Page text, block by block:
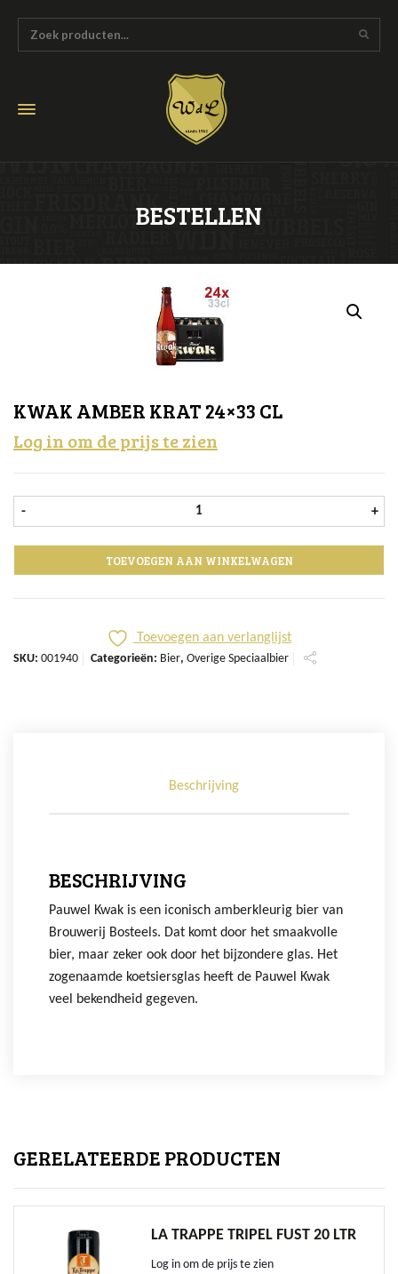
BESTELLEN
KWAK AMBER KRAT 24×33 CL
Log in om de prijs te zien
- Kwak Amber krat 24x33 cl aantal
+
TOEVOEGEN AAN WINKELWAGEN
Toevoegen aan verlanglijst
SKU: 001940 Categorieën: Bier, Overige Speciaalbier
Beschrijving
BESCHRIJVING
Pauwel Kwak is een iconisch amberkleurig bier van
Brouwerij Bosteels. Dat komt door het smaakvolle
bier, maar zeker ook door het bijzondere glas. Het
zogenaamde koetsiersglas heeft de Pauwel Kwak
veel bekendheid gegeven.
GERELATEERDE PRODUCTEN
LA TRAPPE TRIPEL FUST 20 LTR
Log in om de prijs te zien